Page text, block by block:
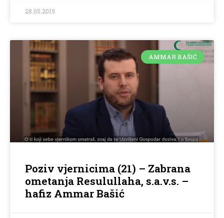
28.05.2019
AMMAR BAŠIĆ
Poziv vjernicima (21) – Zabrana
ometanja Resulullaha, s.a.v.s. –
hafiz Ammar Bašić